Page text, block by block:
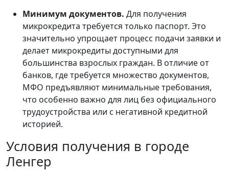
Минимум документов. Для получения
микрокредита требуется только паспорт. Это
значительно упрощает процесс подачи заявки и
делает микрокредиты доступными для
большинства взрослых граждан. В отличие от
банков, где требуется множество документов,
МФО предъявляют минимальные требования,
что особенно важно для лиц без официального
трудоустройства или с негативной кредитной
историей.
Условия получения в городе
Ленгер